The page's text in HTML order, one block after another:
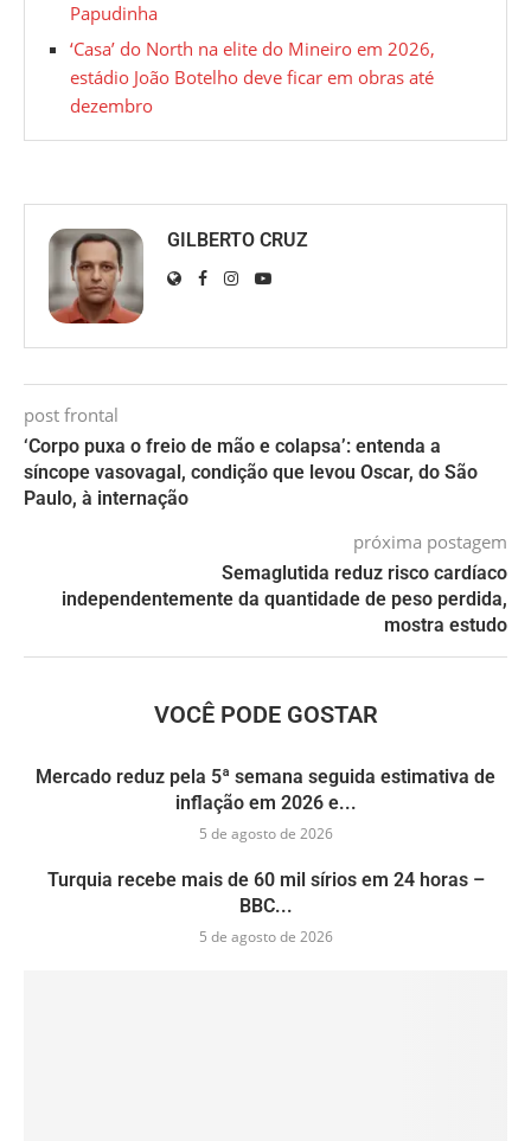
Papudinha
‘Casa’ do North na elite do Mineiro em 2026,
estádio João Botelho deve ficar em obras até
dezembro
GILBERTO CRUZ
post frontal
‘Corpo puxa o freio de mão e colapsa’: entenda a
síncope vasovagal, condição que levou Oscar, do São
Paulo, à internação
próxima postagem
Semaglutida reduz risco cardíaco
independentemente da quantidade de peso perdida,
mostra estudo
VOCÊ PODE GOSTAR
Mercado reduz pela 5ª semana seguida estimativa de
inflação em 2026 e...
5 de agosto de 2026
Turquia recebe mais de 60 mil sírios em 24 horas –
BBC...
5 de agosto de 2026